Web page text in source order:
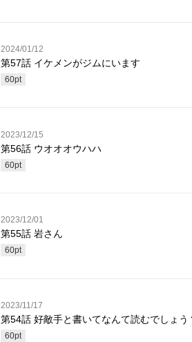
2024/01/12
第57話 イケメンがジムにいます
60pt
2023/12/15
第56話 ウオオオウハハ
60pt
2023/12/01
第55話 岩さん
60pt
2023/11/17
第54話 好敵手と書いてなんて読むでしょう
60pt